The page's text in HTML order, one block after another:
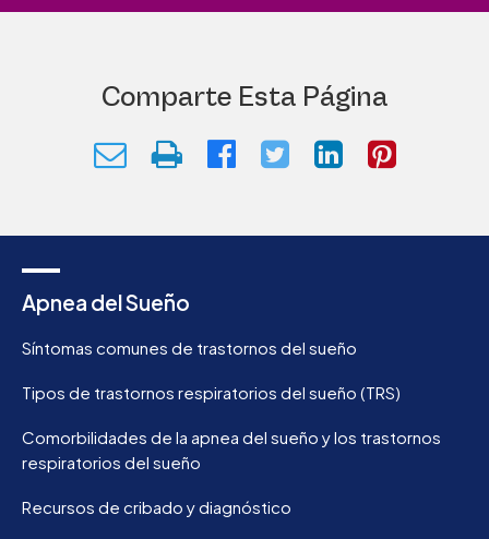
Comparte Esta Página
Apnea del Sueño
Síntomas comunes de trastornos del sueño
Tipos de trastornos respiratorios del sueño (TRS)
Comorbilidades de la apnea del sueño y los trastornos
respiratorios del sueño
Recursos de cribado y diagnóstico